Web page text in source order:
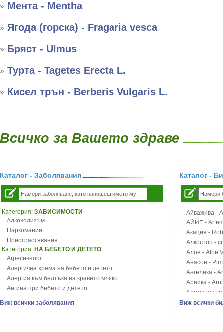
Мента - Mentha
Ягода (горска) - Fragaria vesca
Бряст - Ulmus
Турта - Tagetes Erecta L.
Кисел трън - Berberis Vulgaris L.
Всичко за Вашето здраве
Каталог - Заболявания
Категория: ЗАВИСИМОСТИ
Алкохолизъм
Наркомании
Пристрастявания
Категория: НА БЕБЕТО И ДЕТЕТО
Агресивност
Алергична хрема на бебето и детето
Алергия към белтъка на кравето мляко
Ангина при бебето и детето
Анемия при бебето и детето
Апетит - пълни деца
Виж всички заболявания
Каталог -
Айважива -
АЙИЕ -
Акация -
Алкостоп -
Алое - Aloe
Анасон -
Ангелика -
Арника -
Ароматна
Арония -
Виж всички